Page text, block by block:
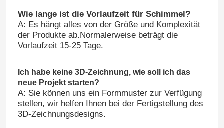
Wie lange ist die Vorlaufzeit für Schimmel?
A: Es hängt alles von der Größe und Komplexität
der Produkte ab.Normalerweise beträgt die
Vorlaufzeit 15-25 Tage.
Ich habe keine 3D-Zeichnung, wie soll ich das
neue Projekt starten?
A: Sie können uns ein Formmuster zur Verfügung
stellen, wir helfen Ihnen bei der Fertigstellung des
3D-Zeichnungsdesigns.